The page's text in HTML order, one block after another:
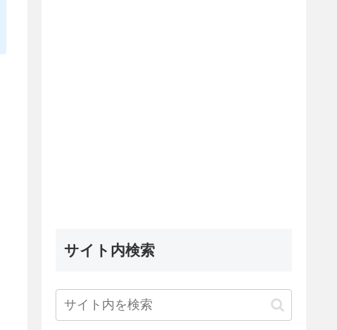
サイト内検索